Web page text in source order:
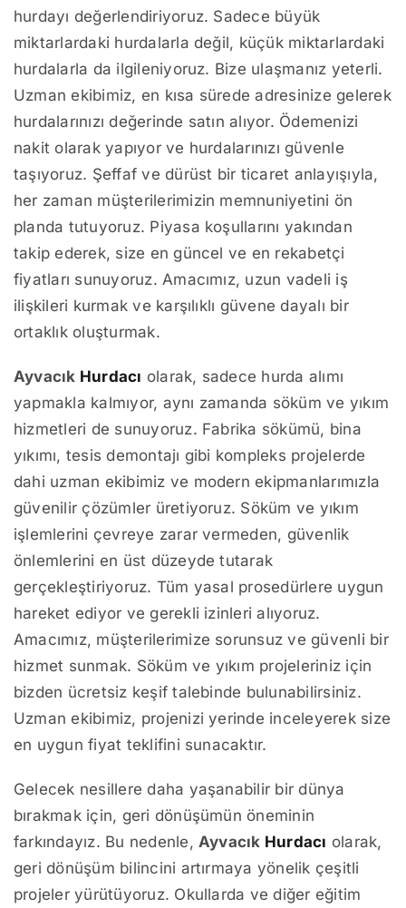
hurdayı değerlendiriyoruz. Sadece büyük
miktarlardaki hurdalarla değil, küçük miktarlardaki
hurdalarla da ilgileniyoruz. Bize ulaşmanız yeterli.
Uzman ekibimiz, en kısa sürede adresinize gelerek
hurdalarınızı değerinde satın alıyor. Ödemenizi
nakit olarak yapıyor ve hurdalarınızı güvenle
taşıyoruz. Şeffaf ve dürüst bir ticaret anlayışıyla,
her zaman müşterilerimizin memnuniyetini ön
planda tutuyoruz. Piyasa koşullarını yakından
takip ederek, size en güncel ve en rekabetçi
fiyatları sunuyoruz. Amacımız, uzun vadeli iş
ilişkileri kurmak ve karşılıklı güvene dayalı bir
ortaklık oluşturmak.
Ayvacık Hurdacı olarak, sadece hurda alımı
yapmakla kalmıyor, aynı zamanda söküm ve yıkım
hizmetleri de sunuyoruz. Fabrika sökümü, bina
yıkımı, tesis demontajı gibi kompleks projelerde
dahi uzman ekibimiz ve modern ekipmanlarımızla
güvenilir çözümler üretiyoruz. Söküm ve yıkım
işlemlerini çevreye zarar vermeden, güvenlik
önlemlerini en üst düzeyde tutarak
gerçekleştiriyoruz. Tüm yasal prosedürlere uygun
hareket ediyor ve gerekli izinleri alıyoruz.
Amacımız, müşterilerimize sorunsuz ve güvenli bir
hizmet sunmak. Söküm ve yıkım projeleriniz için
bizden ücretsiz keşif talebinde bulunabilirsiniz.
Uzman ekibimiz, projenizi yerinde inceleyerek size
en uygun fiyat teklifini sunacaktır.
Gelecek nesillere daha yaşanabilir bir dünya
bırakmak için, geri dönüşümün öneminin
farkındayız. Bu nedenle, Ayvacık Hurdacı olarak,
geri dönüşüm bilincini artırmaya yönelik çeşitli
projeler yürütüyoruz. Okullarda ve diğer eğitim